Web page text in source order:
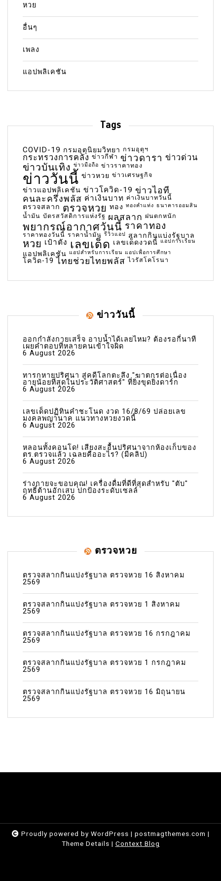
หวย
อื่นๆ
เพลง
แอปพลิเคชัน
Tags
COVID-19 กรมอุตุนิยมวิทยา กรมอุตุฯ
กระทรวงการคลัง ข่าวกีฬา ข่าวดารา ข่าวด่วน
ข่าวบันเทิง ข่าวมือถือ ข่าวราคาทอง
ข่าววันนี้ ข่าวหวย ข่าวเศรษฐกิจ
ข่าวแอปพลิเคชัน ข่าวโควิด-19 ข่าวไอที
คนละครึ่งพลัส ค่าเงินบาท ค่าเงินบาทวันนี้
ตรวจสลาก ตรวจหวย ทอง ทองคำแท่ง ธนาคารออมสิน
น้ำมัน บัตรสวัสดิการแห่งรัฐ ผลสลาก ฝนตกหนัก
พยากรณ์อากาศวันนี้ ราคาทอง
ราคาทองวันนี้ ราคาน้ำมัน รีวิวแอป สลากกินแบ่งรัฐบาล
หวย เป๋าตัง เลขเด็ด เลขเด็ดงวดนี้ แอปการเรียน
แอปพลิเคชัน แอปสำหรับการเรียน แอปเพื่อการศึกษา
โควิด-19 ไทยช่วยไทยพลัส ไวรัสโคโรนา
ข่าววันนี้
ออกกำลังกายเสร็จ อาบน้ำได้เลยไหม? ต้องรอกี่นาที
เผยคำตอบที่หลายคนเข้าใจผิด
6 August 2026
ทารกหายปริศนา สู่คดีโลกตะลึง "ฆาตกรต่อเนื่อง
อายุน้อยที่สุดในประวัติศาสตร์" ที่ยิ่งขุดยิ่งดาร์ก
6 August 2026
เลขเด็ดปฏิทินคำชะโนด งวด 16/8/69 ปล่อยเลข
มงคลพญานาค แนวทางหวยงวดนี้
6 August 2026
หลอนทั้งคอนโด! เสียงสะอื้นปริศนาจากห้องเก็บของ
ตร.ตรวจแล้ว เฉลยคืออะไร? (มีคลิป)
6 August 2026
ร่างกายจะขอบคุณ! เครื่องดื่มที่ดีที่สุดสำหรับ "ตับ"
ฤทธิ์ต้านอักเสบ ปกป้องระดับเซลล์
6 August 2026
ตรวจหวย
ตรวจสลากกินแบ่งรัฐบาล ตรวจหวย 16 สิงหาคม
2569
ตรวจสลากกินแบ่งรัฐบาล ตรวจหวย 1 สิงหาคม
2569
ตรวจสลากกินแบ่งรัฐบาล ตรวจหวย 16 กรกฎาคม
2569
ตรวจสลากกินแบ่งรัฐบาล ตรวจหวย 1 กรกฎาคม
2569
ตรวจสลากกินแบ่งรัฐบาล ตรวจหวย 16 มิถุนายน
2569
Proudly powered by WordPress | postmagthemes.com |
Theme Details | Context Blog